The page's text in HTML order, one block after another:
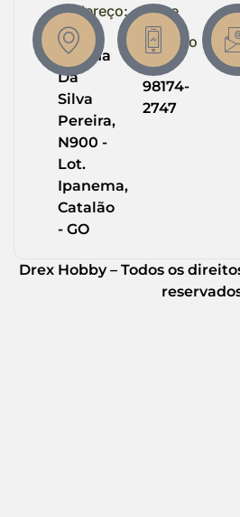
Endereço:
R.
Helena
Da
Silva
Pereira,
N900 -
Lot.
Ipanema,
Catalão
- GO
Entre
em
Contato
(64)
98174-
2747
Drex Hobby – Todos os